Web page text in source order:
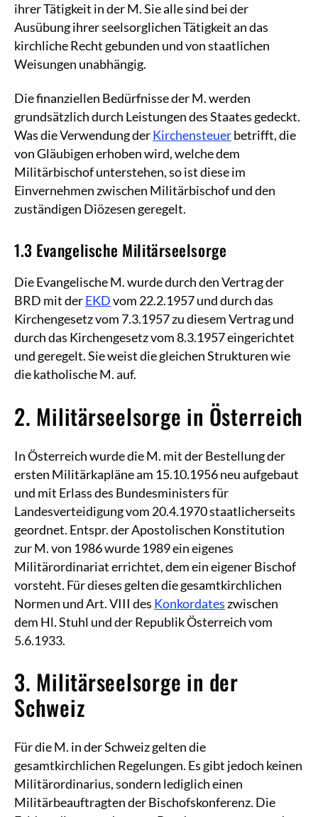
ihrer Tätigkeit in der M. Sie alle sind bei der
Ausübung ihrer seelsorglichen Tätigkeit an das
kirchliche Recht gebunden und von staatlichen
Weisungen unabhängig.
Die finanziellen Bedürfnisse der M. werden
grundsätzlich durch Leistungen des Staates gedeckt.
Was die Verwendung derKirchensteuerbetrifft, die
von Gläubigen erhoben wird, welche dem
Militärbischof unterstehen, so ist diese im
Einvernehmen zwischen Militärbischof und den
zuständigen Diözesen geregelt.
1.3 Evangelische Militärseelsorge
Die Evangelische M. wurde durch den Vertrag der
BRD mit derEKDvom 22.2.1957 und durch das
Kirchengesetz vom 7.3.1957 zu diesem Vertrag und
durch das Kirchengesetz vom 8.3.1957 eingerichtet
und geregelt. Sie weist die gleichen Strukturen wie
die katholische M. auf.
2. Militärseelsorge in Österreich
In Österreich wurde die M. mit der Bestellung der
ersten Militärkapläne am 15.10.1956 neu aufgebaut
und mit Erlass des Bundesministers für
Landesverteidigung vom 20.4.1970 staatlicherseits
geordnet. Entspr. der Apostolischen Konstitution
zur M. von 1986 wurde 1989 ein eigenes
Militärordinariat errichtet, dem ein eigener Bischof
vorsteht. Für dieses gelten die gesamtkirchlichen
Normen und Art. VIII des Konkordateszwischen
dem Hl. Stuhl und der Republik Österreich vom
5.6.1933.
3. Militärseelsorge in der
Schweiz
Für die M. in der Schweiz gelten die
gesamtkirchlichen Regelungen. Es gibt jedoch keinen
Militärordinarius, sondern lediglich einen
Militärbeauftragten der Bischofskonferenz. Die